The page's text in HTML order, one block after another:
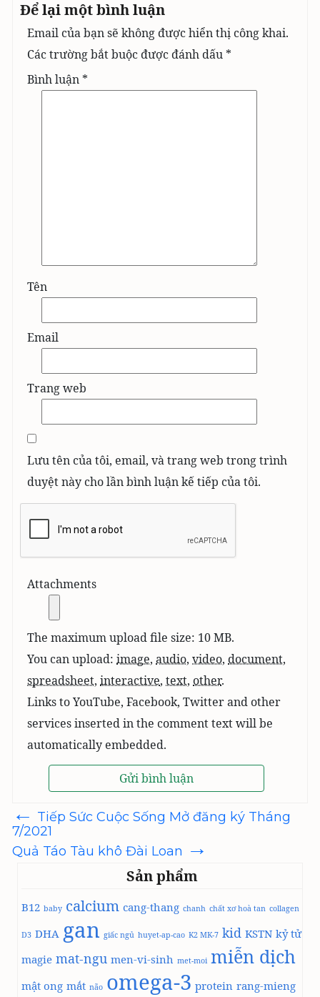
Để lại một bình luận
Email của bạn sẽ không được hiển thị công khai.
Các trường bắt buộc được đánh dấu *
Bình luận *
Tên
Email
Trang web
Lưu tên của tôi, email, và trang web trong trình
duyệt này cho lần bình luận kế tiếp của tôi.
Attachments
The maximum upload file size: 10 MB.
You can upload: image, audio, video, document,
spreadsheet, interactive, text, other.
Links to YouTube, Facebook, Twitter and other
services inserted in the comment text will be
automatically embedded.
Điều
hướng
bài
viết
← Tiếp Sức Cuộc Sống Mở đăng ký Tháng
7/2021
Quả Táo Tàu khô Đài Loan →
Sản phẩm
B12 baby calcium cang-thang chanh chất xơ hoà tan collagen
D3 DHA gan giấc ngủ huyet-ap-cao K2 MK-7 kid KSTN kỷ tử
magie mat-ngu men-vi-sinh met-moi miễn dịch
mật ong mắt não omega-3 protein rang-mieng